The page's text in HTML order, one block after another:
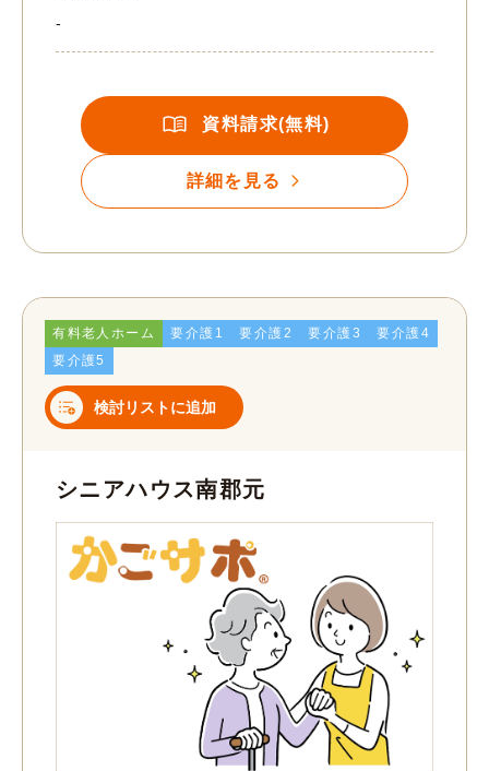
-
資料請求(無料)
詳細を見る
有料老人ホーム 要介護1 要介護2 要介護3
要介護4
要介護5
検討リストに追加
シニアハウス南郡元